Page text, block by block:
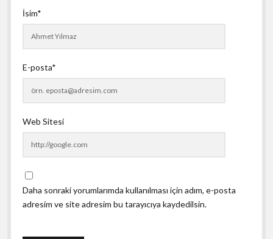
İsim*
E-posta*
Web Sitesi
Daha sonraki yorumlarımda kullanılması için adım, e-posta
adresim ve site adresim bu tarayıcıya kaydedilsin.